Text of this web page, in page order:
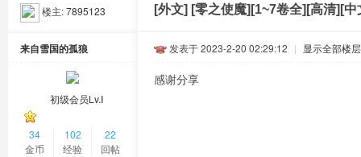
楼主:7895123 [外文] [零之使魔][1~7卷全][高清][
来自雪国的孤狼
初级会员Lv.Ⅰ
34
金币
102
经验
22
回帖
发表于 2023-2-20 02:29:12 | 显示全部楼层
感谢分享